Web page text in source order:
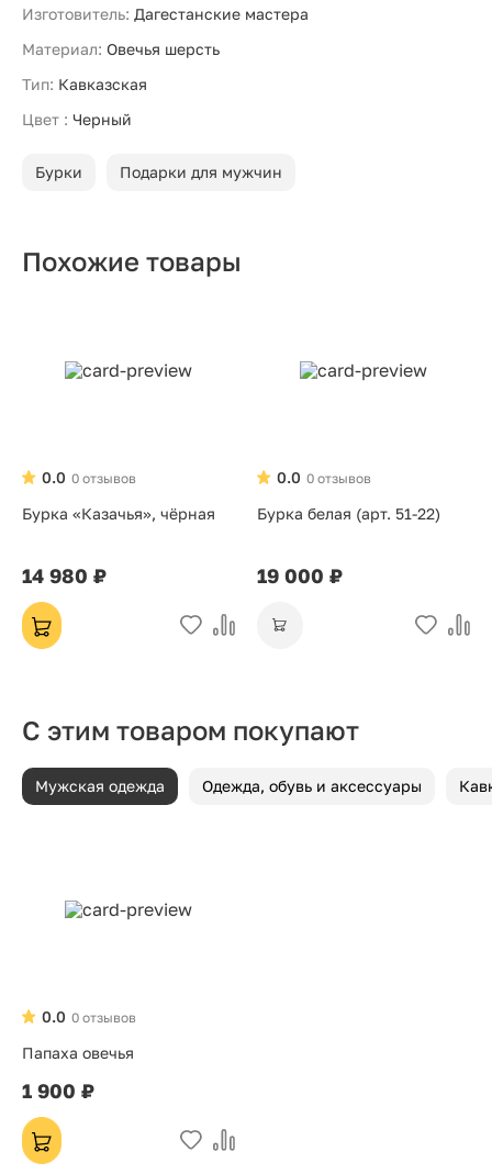
Изготовитель: Дагестанские мастера
Материал: Овечья шерсть
Тип: Кавказская
Цвет : Черный
Бурки Подарки для мужчин
Похожие товары
0 отзывов
0.0
Бурка «Казачья», чёрная
14 980 ₽
0 отзывов
0.0
Бурка белая (арт. 51-22)
19 000 ₽
С этим товаром покупают
Мужская одежда Одежда, обувь и аксессуары
0 отзывов
0.0
Папаха овечья
1 900 ₽